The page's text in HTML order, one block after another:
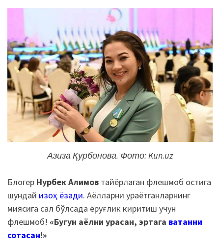
Азиза Қурбонова. Фото: Kun.uz
Блогер Нурбек Алимов тайёрлаган флешмоб остига
шундай изоҳ ёзади. Аёлларни ураётганларнинг
миясига сал бўлсада ёруғлик киритиш учун
флешмоб! «Бугун аёлни урасан, эртага ватанни
сотасан!»